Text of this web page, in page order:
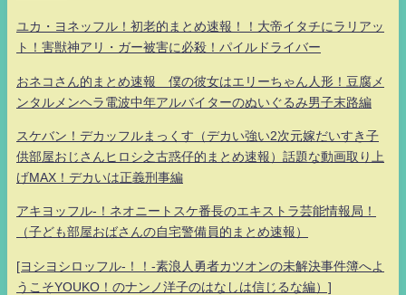
ユカ・ヨネッフル！初老的まとめ速報！！大帝イタチにラリアッ
ト！害獣神アリ・ガー被害に必殺！パイルドライバー
おネコさん的まとめ速報 僕の彼女はエリーちゃん人形！豆腐メ
ンタルメンヘラ電波中年アルバイターのぬいぐるみ男子末路編
スケバン！デカッフルまっくす（デカい強い2次元嫁だいすき子
供部屋おじさんヒロシ之古惑仔的まとめ速報）話題な動画取り上
げMAX！デカいは正義刑事編
アキヨッフル-！ネオニートスケ番長のエキストラ芸能情報局！
（子ども部屋おばさんの自宅警備員的まとめ速報）
[ヨシヨシロッフル-！！-素浪人勇者カツオンの未解決事件簿へよ
うこそYOUKO！のナンノ洋子のはなしは信じるな編）]